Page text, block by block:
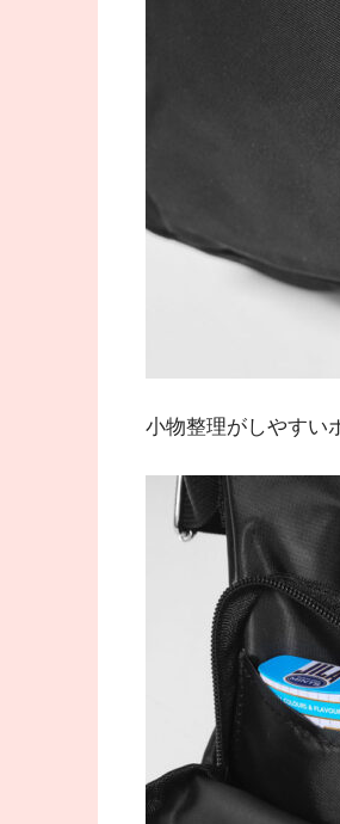
小物整理がしやすい